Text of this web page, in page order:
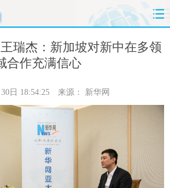
政 国际 财经
客 地方 法治
瑞杰：新加坡对新中在多领
合作充满信心
日 18:54:25 来源： 新华网